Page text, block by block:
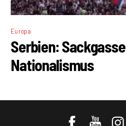
Europa
Serbien: Sackgasse
Nationalismus